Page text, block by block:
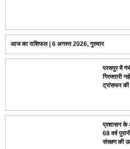
आज का राशिफल | 6 अगस्त 2026, गुरुवार
परसपुर में
गिरफ्तारी
ट्रांसफर की
प्रशासन के
68 वर्ष
संरक्षण की